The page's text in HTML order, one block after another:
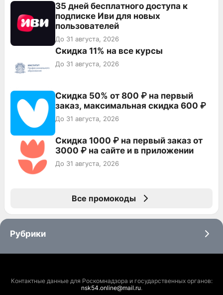
35 дней бесплатного доступа к
подписке Иви для новых
пользователей
До 31 августа, 2026
Скидка 11% на все курсы
До 31 августа, 2026
Скидка 50% от 800 ₽ на первый
заказ, максимальная скидка 600 ₽
До 31 августа, 2026
Скидка 1000 ₽ на первый заказ от
3000 ₽ на сайте и в приложении
До 31 августа, 2026
Все промокоды
Рубрики
Контактные данные для Роскомнадзора и государственных органов:
nsk54.online@mail.ru.